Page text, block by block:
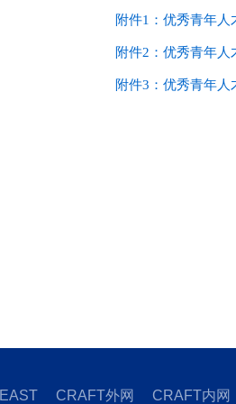
附件1：优秀青年人
附件2：优秀青年人
附件3：优秀青年人
EAST CRAFT外网 CRAFT内网